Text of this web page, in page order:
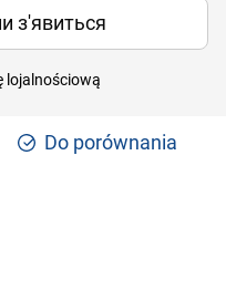
з'явиться
lojalnościową
Do porównania